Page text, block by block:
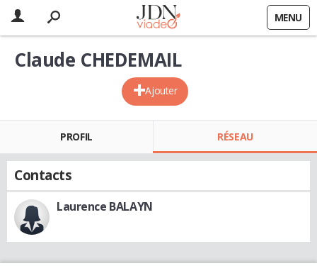
MENU
Ajouter
Claude CHEDEMAIL
PROFIL RÉSEAU
Contacts
Laurence BALAYN